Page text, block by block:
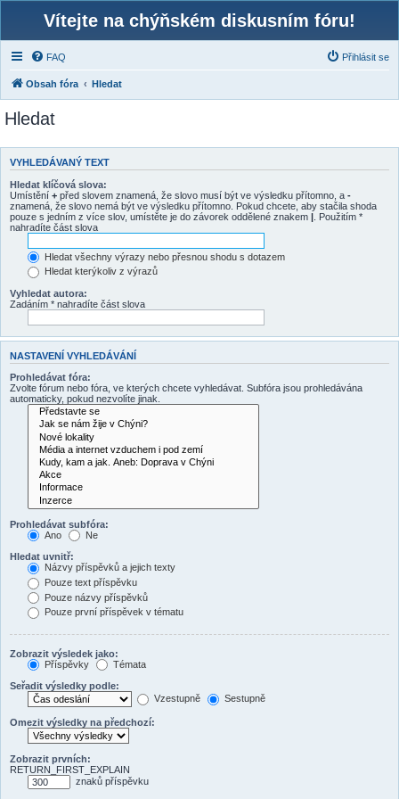
Vítejte na chýňském diskusním fóru!
FAQ Přihlásit se
Obsah fóra Hledat
Hledat
VYHLEDÁVANÝ TEXT
Hledat klíčová slova:
Umístění + před slovem znamená, že slovo musí být ve výsledku přítomno, a -
znamená, že slovo nemá být ve výsledku přítomno. Pokud chcete, aby stačila shoda
pouze s jedním z více slov, umístěte je do závorek oddělené znakem | . Použitím *
nahradíte část slova
Hledat všechny výrazy nebo přesnou shodu s dotazem
Hledat kterýkoliv z výrazů
Vyhledat autora:
Zadáním * nahradíte část slova
NASTAVENÍ VYHLEDÁVÁNÍ
Prohledávat fóra:
Zvolte fórum nebo fóra, ve kterých chcete vyhledávat. Subfóra jsou prohledávána
automaticky, pokud nezvolíte jinak.
Prohledávat subfóra:
Ano
Ne
Hledat uvnitř:
Názvy příspěvků a jejich texty
Pouze text příspěvku
Pouze názvy příspěvků
Pouze první příspěvek v tématu
Zobrazit výsledek jako:
Příspěvky
Témata
Seřadit výsledky podle:
Vzestupně
Sestupně
Omezit výsledky na předchozí:
Zobrazit prvních:
RETURN_FIRST_EXPLAIN
znaků příspěvku